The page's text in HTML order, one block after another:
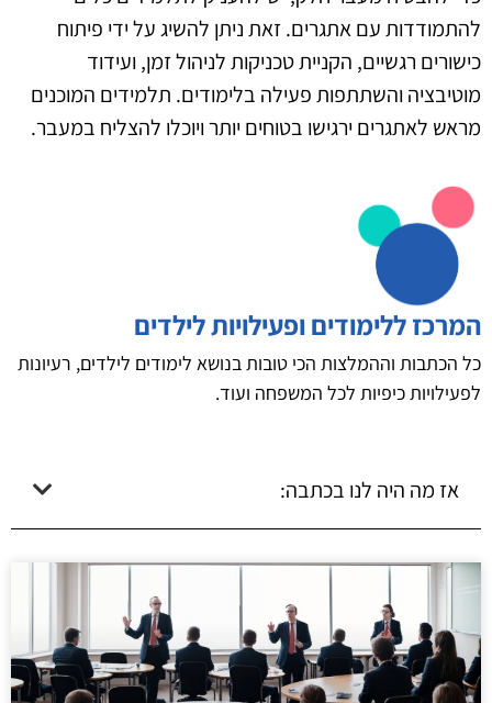
להתמודדות עם אתגרים. זאת ניתן להשיג על ידי פיתוח
כישורים רגשיים, הקניית טכניקות לניהול זמן, ועידוד
מוטיבציה והשתתפות פעילה בלימודים. תלמידים המוכנים
מראש לאתגרים ירגישו בטוחים יותר ויוכלו להצליח במעבר.
המרכז ללימודים ופעילויות לילדים
כל הכתבות וההמלצות הכי טובות בנושא לימודים לילדים, רעיונות
לפעילויות כיפיות לכל המשפחה ועוד.
אז מה היה לנו בכתבה: